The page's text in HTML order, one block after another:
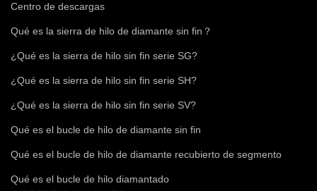
Centro de descargas
Qué es la sierra de hilo de diamante sin fin？
¿Qué es la sierra de hilo sin fin serie SG?
¿Qué es la sierra de hilo sin fin serie SH?
¿Qué es la sierra de hilo sin fin serie SV?
Qué es el bucle de hilo de diamante sin fin
Qué es el bucle de hilo de diamante recubierto de segmento
Qué es el bucle de hilo diamantado